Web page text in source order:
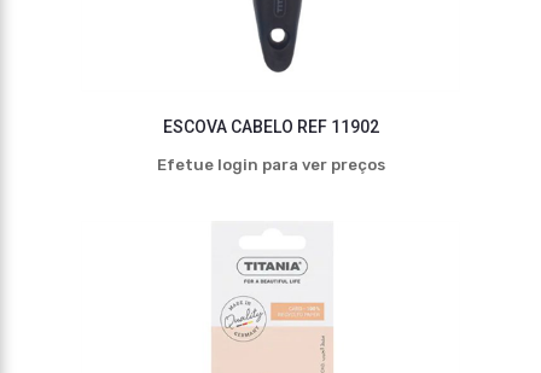
ESCOVA CABELO REF 11902
Efetue login para ver preços